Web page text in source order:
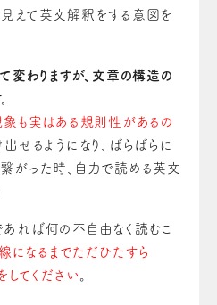
えて英文解釈をする意図を
変わりますが、文章の構造の
象も実はある規則性があるの
せるようになり、ばらばらに
がった時、自力で読める英文
れば何の不自由なく読むこ
線になるまでただひたすら
てください